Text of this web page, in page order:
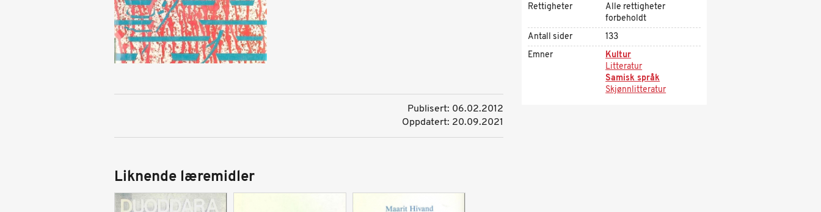
Publisert: 06.02.2012
Oppdatert: 20.09.2021
Liknende læremidler
Rettigheter
Alle rettigheter
forbeholdt
Antall sider
133
Emner
Kultur
Litteratur
Samisk språk
Skjønnlitteratur